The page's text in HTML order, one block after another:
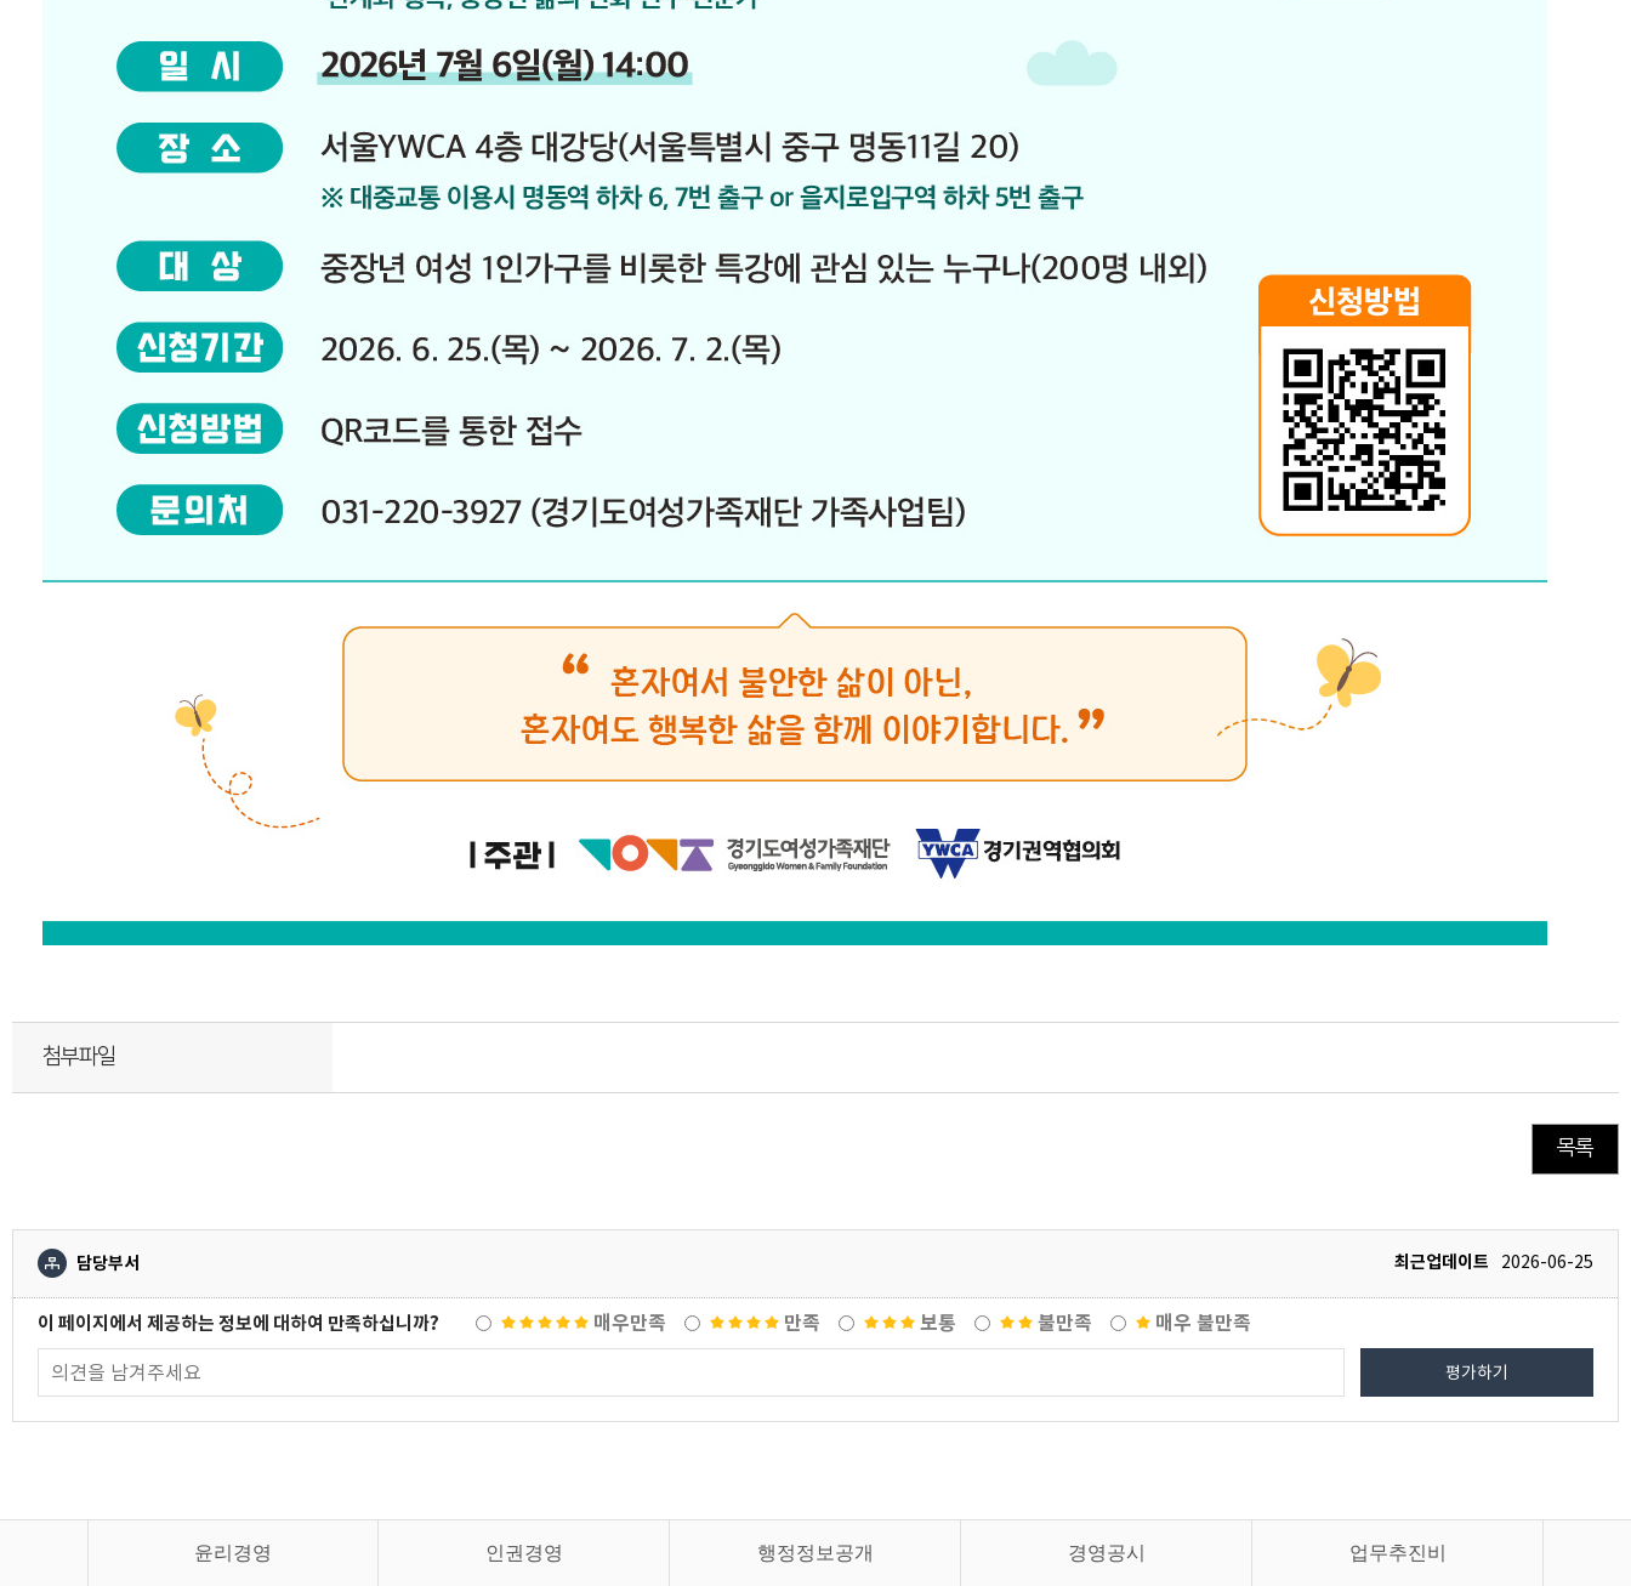
첨부파일
목록
담당부서 최근업데이트 2026-06-25
이 페이지에서 제공하는 정보에 대하여 만족하십니까? 매우만족 만족 보통 불만족 매우 불만족
평가하기
윤리경영 인권경영 행정정보공개 경영공시 업무추진비